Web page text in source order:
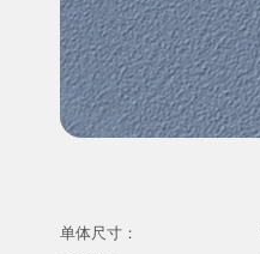
单体尺寸：